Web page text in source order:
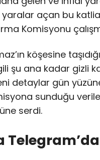
açan bu
Komisyonu
köşesine
şu ana kadar gizli
detaylar gün
sunduğu
serdi.